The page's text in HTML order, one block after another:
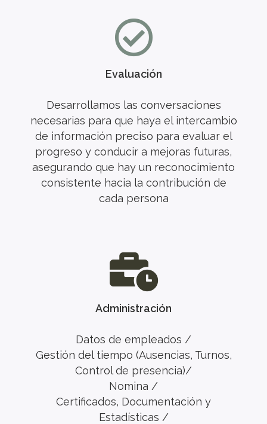
Evaluación
Desarrollamos las conversaciones
necesarias para que haya el intercambio
de información preciso para evaluar el
progreso y conducir a mejoras futuras,
asegurando que hay un reconocimiento
consistente hacia la contribución de
cada persona
Administración
Datos de empleados /
Gestión del tiempo (Ausencias, Turnos,
Control de presencia)/
Nomina /
Certificados, Documentación y
Estadísticas /